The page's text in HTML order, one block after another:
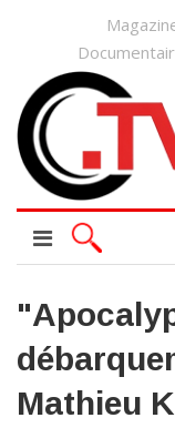
Mathieu